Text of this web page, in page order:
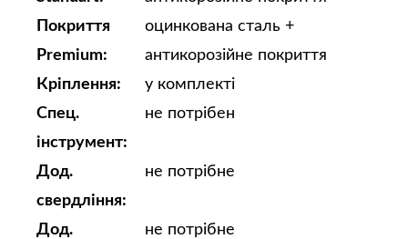
Покриття
Premium:
оцинкована сталь +
антикорозійне покриття
Кріплення:
у комплекті
Спец.
інструмент:
не потрібен
Дод.
свердління:
не потрібне
Дод.
не потрібне